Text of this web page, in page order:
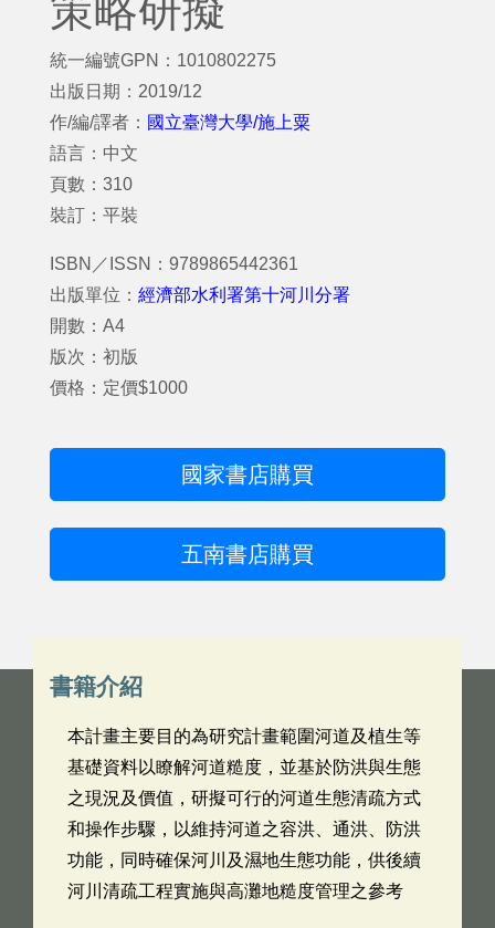
策略研擬
統一編號GPN：1010802275
出版日期：2019/12
作/編/譯者： 國立臺灣大學/施上粟
語言：中文
頁數：310
裝訂：平裝
ISBN／ISSN：9789865442361
出版單位： 經濟部水利署第十河川分署
開數：A4
版次：初版
價格：定價$1000
國家書店購買
五南書店購買
書籍介紹
本計畫主要目的為研究計畫範圍河道及植生等
基礎資料以瞭解河道糙度，並基於防洪與生態
之現況及價值，研擬可行的河道生態清疏方式
和操作步驟，以維持河道之容洪、通洪、防洪
功能，同時確保河川及濕地生態功能，供後續
河川清疏工程實施與高灘地糙度管理之參考